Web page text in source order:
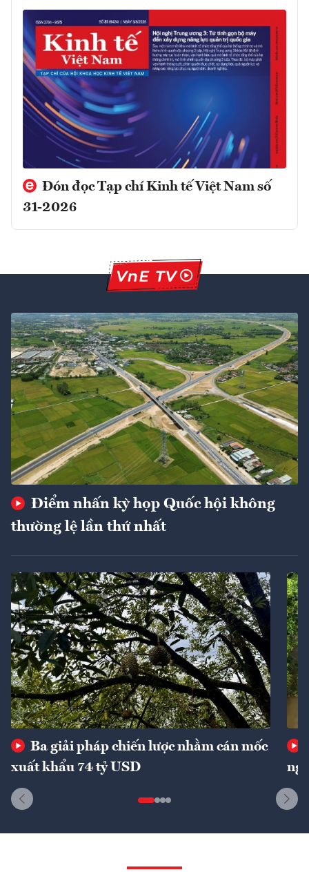
Đón đọc Tạp chí Kinh tế Việt Nam số
31-2026
Điểm nhấn kỳ họp Quốc hội không
thường lệ lần thứ nhất
Ba giải pháp chiến lược nhằm cán mốc
xuất khẩu 74 tỷ USD